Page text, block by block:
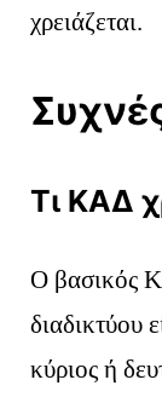
χρειάζεται.
Τι ΚΑΔ
Ο βασικός
διαδικτύου
κύριος ή